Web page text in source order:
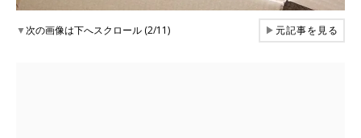
▼次の画像は下へスクロール (2/11) ▶元記事を見る